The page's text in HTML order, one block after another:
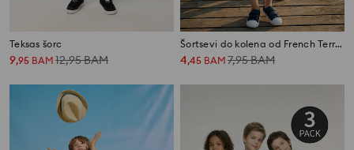
Teksas šorc
9,95 BAM 12,95BAM
Šortsevi do kolena od French Terry materijala
4,45 BAM 7,95BAM